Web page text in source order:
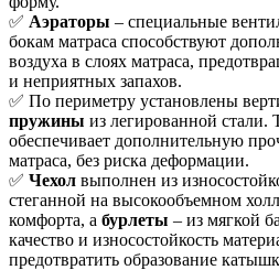
✅ Аэраторы – специальные
бокам матраса способствуют
воздуха в слоях матраса,
и неприятных запахов.
✅ По периметру установлены
пружины из легированной стали.
обеспечивает дополнительную
матраса, без риска деформации.
✅ Чехол выполнен из
стеганной на высокообъемном
комфорта, а бурлеты – из мягкой
качество и износостойкость
предотвратить образование